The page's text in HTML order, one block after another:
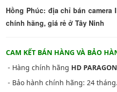
Hồng Phúc: địa chỉ bán camera
chính hãng, giá rẻ ở Tây Ninh
CAM KẾT BÁN HÀNG VÀ BẢO
- Hàng chính hãng HD PARAGON
- Bảo hành chính hãng: 24 tháng.